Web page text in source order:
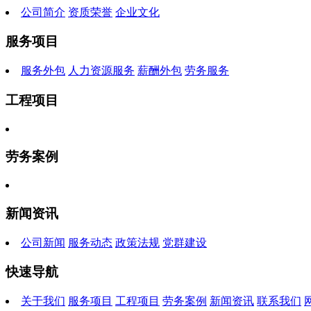
公司简介 资质荣誉 企业文化
服务项目
服务外包 人力资源服务 薪酬外包 劳务服务
工程项目
劳务案例
新闻资讯
公司新闻 服务动态 政策法规 党群建设
快速导航
关于我们 服务项目 工程项目 劳务案例 新闻资讯 联系我们